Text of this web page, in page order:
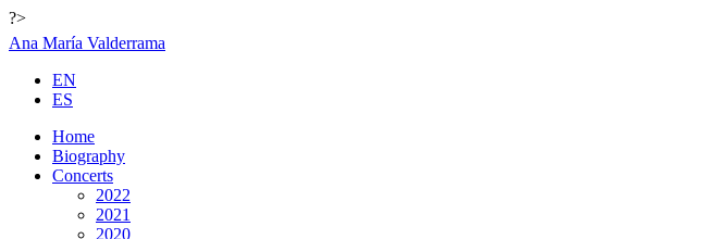
?>
Ana María Valderrama
EN
ES
Home
Biography
Concerts
2022
2021
2020